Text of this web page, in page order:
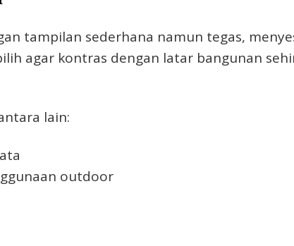
tampilan sederhana namun tegas,
agar kontras dengan latar bangunan
lain:
outdoor